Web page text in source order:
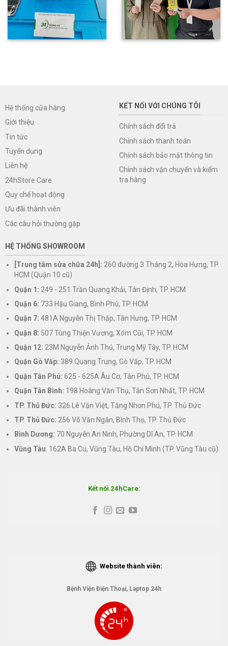
Hệ thống cửa hàng
Giới thiệu
Tin tức
Tuyển dụng
Liên hệ
24hStore Care
Quy chế hoạt động
Ưu đãi thành viên
Các câu hỏi thường gặp
KẾT NỐI VỚI CHÚNG TÔI
Chính sách đổi trả
Chính sách thanh toán
Chính sách bảo mật thông tin
Chính sách vận chuyển và kiểm
tra hàng
HỆ THỐNG SHOWROOM
[Trung tâm sửa chữa 24h]: 260 đường 3 Tháng 2, Hòa Hưng, TP.
HCM (Quận 10 cũ)
Quận 1: 249 - 251 Trần Quang Khải, Tân Định, TP. HCM
Quận 6: 733 Hậu Giang, Bình Phú, TP. HCM
Quận 7: 481A Nguyễn Thị Thập, Tân Hưng, TP. HCM
Quận 8: 507 Tùng Thiện Vương, Xóm Cũi, TP. HCM
Quận 12: 23M Nguyễn Ảnh Thủ, Trung Mỹ Tây, TP. HCM
Quận Gò Vấp: 389 Quang Trung, Gò Vấp, TP. HCM
Quận Tân Phú: 625 - 625A Âu Cơ, Tân Phú, TP. HCM
Quận Tân Bình: 198 Hoàng Văn Thụ, Tân Sơn Nhất, TP. HCM
TP. Thủ Đức: 326 Lê Văn Việt, Tăng Nhơn Phú, TP. Thủ Đức
TP. Thủ Đức: 256 Võ Văn Ngân, Bình Thọ, TP. Thủ Đức
Bình Dương: 70 Nguyễn An Ninh, Phường Dĩ An, TP. HCM
Vũng Tàu: 162A Ba Cu, Vũng Tàu, Hồ Chí Minh (TP. Vũng Tàu cũ)
Kết nối 24hCare:
Website thành viên:
Bệnh Viện Điện Thoại, Laptop 24h